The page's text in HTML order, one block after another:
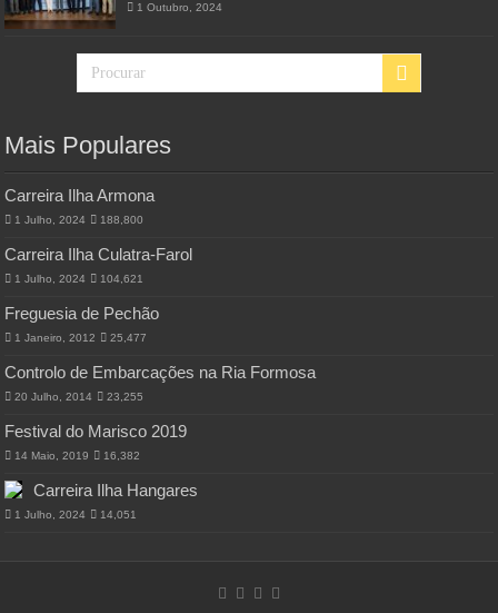
1 Outubro, 2024
Mais Populares
Carreira Ilha Armona
1 Julho, 2024 188,800
Carreira Ilha Culatra-Farol
1 Julho, 2024 104,621
Freguesia de Pechão
1 Janeiro, 2012 25,477
Controlo de Embarcações na Ria Formosa
20 Julho, 2014 23,255
Festival do Marisco 2019
14 Maio, 2019 16,382
Carreira Ilha Hangares
1 Julho, 2024 14,051